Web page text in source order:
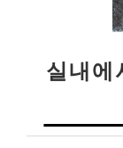
실내에